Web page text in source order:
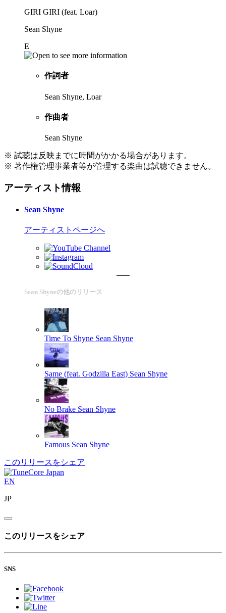
GIRI GIRI (feat. Loar)
Sean Shyne
E
作詞者
Sean Shyne, Loar
作曲者
Sean Shyne
※ 試聴は反映までに時間がかかる場合があります。
※ 著作権管理事業者等が管理する楽曲は試聴できません。
アーティスト情報
Sean Shyne
アーティストページへ
Sean Shyneの他のリリース
Time To Shyne Sean Shyne
Same (feat. Godzilla East) Sean Shyne
No Brake Sean Shyne
Famous Sean Shyne
このリリースをシェア
EN
JP
このリリースをシェア
SNS